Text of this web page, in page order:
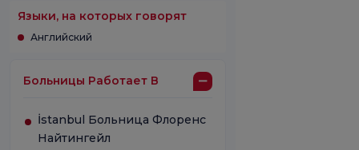
Языки, на которых говорят
Английский
Больницы Работает В
İstanbul Больница Флоренс
Найтингейл